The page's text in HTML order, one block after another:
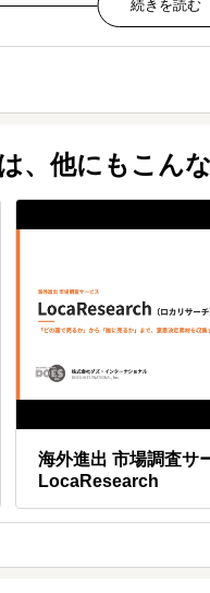
ないですか？
しますのでご安心ください。
ますか？
り、世界各国へ販売が可能です
ただきますので一度お問い合わ
、他にもこん
海外進出 市場調査サ
LocaResearch